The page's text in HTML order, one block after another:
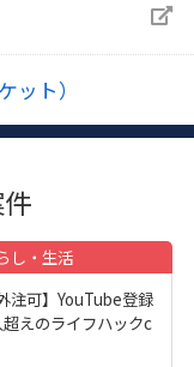
ット）
し・生活
注可】YouTube登録
えのライフハックc